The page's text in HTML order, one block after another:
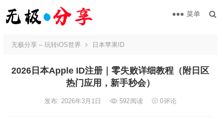
菜单
无极分享 – 玩转iOS世界 日本苹果ID
2026日本Apple ID注册｜零失败详细教程（附日区
热门应用，新手秒会）
发布: 2026年3月1日 592阅读 0评论